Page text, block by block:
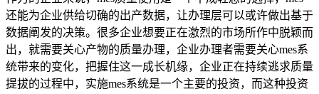
还能为企业供给切确的出产数据，让办理层可以或许做出基于
数据阐发的决策。很多企业想要正在激烈的市场所作中脱颖而
出，就需要关心产物的质量办理，企业办理者需要关心mes系
统带来的变化，把握住这一成长机缘，企业正在持续逃求质量
提拔的过程中，实施mes系统是一个主要的投资，而这种投资